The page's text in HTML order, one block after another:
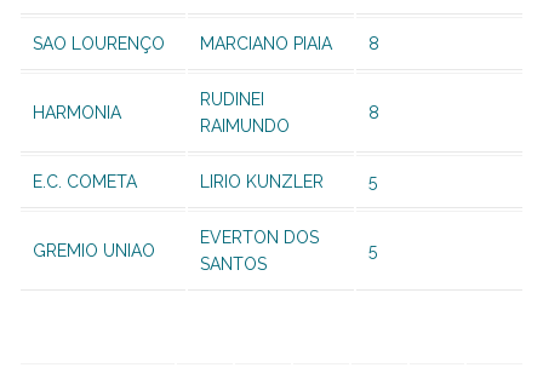
SAO LOURENÇO MARCIANO PIAIA 8
HARMONIA
RUDINEI
RAIMUNDO
8
E.C. COMETA LIRIO KUNZLER 5
GREMIO UNIAO
EVERTON DOS
SANTOS
5